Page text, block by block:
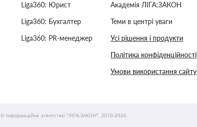
Liga360: Юрист
Liga360: Бухгалтер
Liga360: PR-менеджер
Академія ЛІГА:ЗАКОН
Теми в центрі уваги
Усі рішення і продукти
Політика конфіденційності
Умови використання сайту
© Інформаційне агентство "ЛІГА:ЗАКОН", 2010-2026.